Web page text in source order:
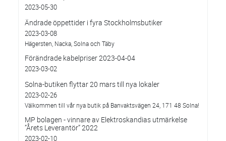
2023-05-30
Ändrade öppettider i fyra Stockholmsbutiker
2023-03-08
Hägersten, Nacka, Solna och Täby
Förändrade kabelpriser 2023-04-04
2023-03-02
Solna-butiken flyttar 20 mars till nya lokaler
2023-02-26
Välkommen till vår nya butik på Banvaktsvägen 24, 171 48 Solna!
MP bolagen - vinnare av Elektroskandias utmärkelse
”Årets Leverantör” 2022
2023-02-10